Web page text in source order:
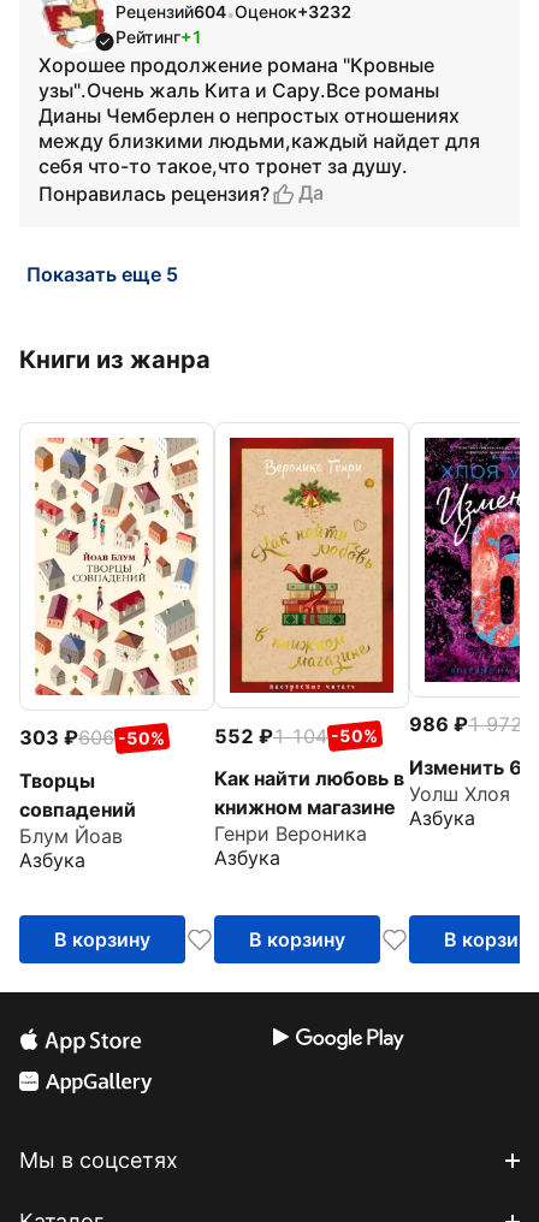
Рецензий604•Оценок+3232
Рейтинг+1
Хорошее продолжение романа "Кровные
узы".Очень жаль Кита и Сару.Все романы
Дианы Чемберлен о непростых отношениях
между близкими людьми,каждый найдет для
себя что-то такое,что тронет за душу.
Понравилась рецензия?
Да
Показать еще 5
Книги из жанра
303 606 -50%
Творцы
совпадений
Блум Йоав
Азбука
В корзину
552 1 104 -50%
Как найти любовь в
книжном магазине
Генри Вероника
Азбука
В корзину
986 1 972
Изменить 6-
Уолш Хлоя
Азбука
В корзину
Мы в соцсетях